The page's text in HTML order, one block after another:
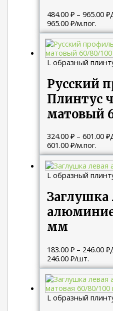
484.00₽ – 965.00₽
965.00 ₽/м.пог.
L образный
Русский
Плинтус
матовый
324.00₽ – 601.00₽
601.00 ₽/м.пог.
L образный
Заглушка
мм
183.00₽ – 246.00₽
246.00 ₽/шт.
L образный